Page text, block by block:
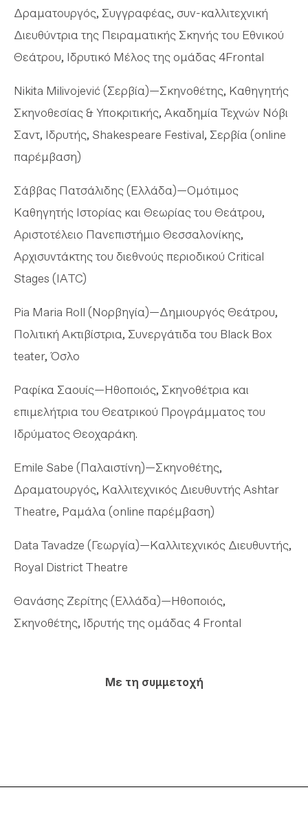
Δραματουργός, Συγγραφέας, συν-καλλιτεχνική
Διευθύντρια της Πειραματικής Σκηνής του Εθνικού
Θεάτρου, Ιδρυτικό Μέλος της ομάδας 4Frontal
Nikita Milivojević (Σερβία)—Σκηνοθέτης, Καθηγητής
Σκηνοθεσίας & Υποκριτικής, Ακαδημία Τεχνών Νόβι
Σαντ, Ιδρυτής, Shakespeare Festival, Σερβία (online
παρέμβαση)
Σάββας Πατσάλιδης (Ελλάδα)—Ομότιμος
Καθηγητής Ιστορίας και Θεωρίας του Θεάτρου,
Αριστοτέλειο Πανεπιστήμιο Θεσσαλονίκης,
Αρχισυντάκτης του διεθνούς περιοδικού Critical
Stages (IATC)
Pia Maria Roll (Νορβηγία)—Δημιουργός Θεάτρου,
Πολιτική Ακτιβίστρια, Συνεργάτιδα του Black Box
teater, Όσλο
Ραφίκα Σαουίς—Ηθοποιός, Σκηνοθέτρια και
επιμελήτρια του Θεατρικού Προγράμματος του
Ιδρύματος Θεοχαράκη.
Emile Sabe (Παλαιστίνη)—Σκηνοθέτης,
Δραματουργός, Καλλιτεχνικός Διευθυντής Ashtar
Theatre, Ραμάλα (online παρέμβαση)
Data Tavadze (Γεωργία)—Καλλιτεχνικός Διευθυντής,
Royal District Theatre
Θανάσης Ζερίτης (Ελλάδα)—Ηθοποιός,
Σκηνοθέτης, Ιδρυτής της ομάδας 4 Frontal
Με τη συμμετοχή